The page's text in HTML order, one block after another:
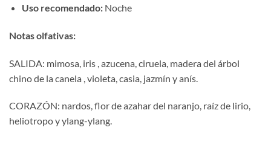
Uso recomendado:Noche
Notas olfativas:
SALIDA: mimosa, iris , azucena, ciruela, madera del árbol
chino de la canela , violeta, casia, jazmín y anís.
CORAZÓN: nardos, flor de azahar del naranjo, raíz de lirio,
heliotropo y ylang-ylang.